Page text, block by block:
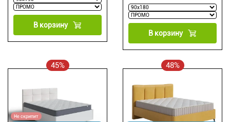
В корзину
В корзину
45%
Не скрипит
48%